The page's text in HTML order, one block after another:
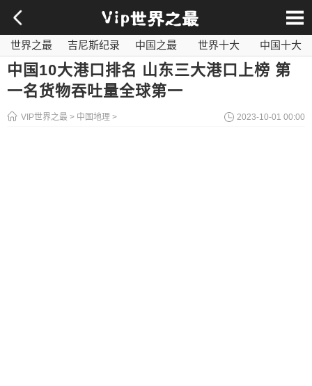
世界之最 吉尼斯纪录 中国之最 世界十大
中国十大
影视之最
奇闻异事 历史之最 社会百科 世界最毒
中国10大港口排名 山东三大港口上榜 第
一名货物吞吐量全球第一
VIP世界之最 > 中国地理 > 2023-10-01 00:00